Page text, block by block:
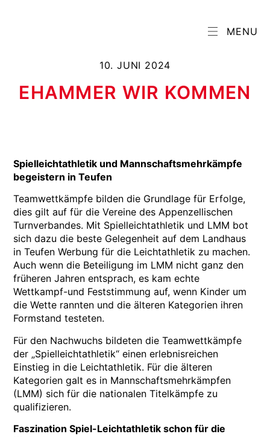
MENU
10. JUNI 2024
EHAMMER WIR KOMMEN
Spielleichtathletik und Mannschaftsmehrkämpfe
begeistern in Teufen
Teamwettkämpfe bilden die Grundlage für Erfolge,
dies gilt auf für die Vereine des Appenzellischen
Turnverbandes. Mit Spielleichtathletik und LMM bot
sich dazu die beste Gelegenheit auf dem Landhaus
in Teufen Werbung für die Leichtathletik zu machen.
Auch wenn die Beteiligung im LMM nicht ganz den
früheren Jahren entsprach, es kam echte
Wettkampf-und Feststimmung auf, wenn Kinder um
die Wette rannten und die älteren Kategorien ihren
Formstand testeten.
Für den Nachwuchs bildeten die Teamwettkämpfe
der „Spielleichtathletik“ einen erlebnisreichen
Einstieg in die Leichtathletik. Für die älteren
Kategorien galt es in Mannschaftsmehrkämpfen
(LMM) sich für die nationalen Titelkämpfe zu
qualifizieren.
Faszination Spiel-Leichtathletik schon für die